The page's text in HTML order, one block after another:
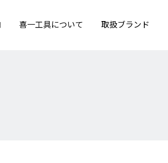
喜一工具について 取扱ブランド